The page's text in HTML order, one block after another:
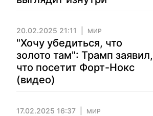
20.02.2025 21:11 МИР
"Хочу убедиться, что
золото там": Трамп заявил,
что посетит Форт-Нокс
(видео)
17.02.2025 16:37 МИР